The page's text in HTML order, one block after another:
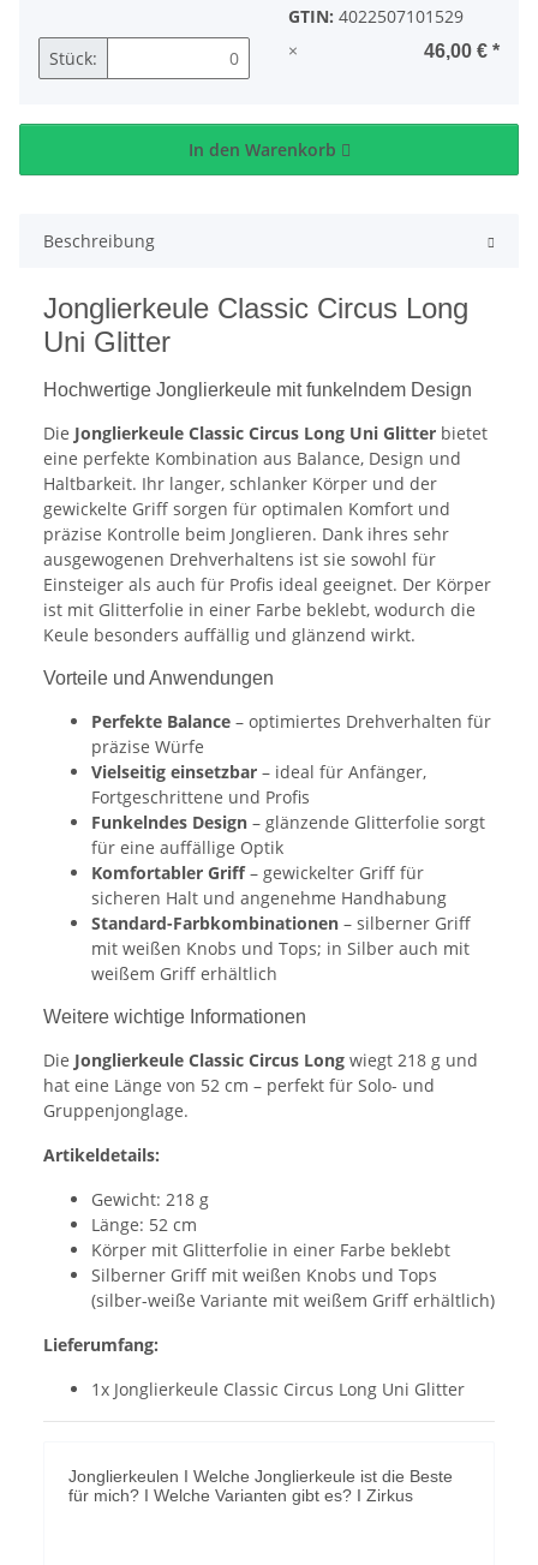
GTIN: 4022507101529
Stück:
× 46,00 € *
In den Warenkorb
Beschreibung
Jonglierkeule Classic Circus Long
Uni Glitter
Hochwertige Jonglierkeule mit funkelndem Design
Die Jonglierkeule Classic Circus Long Uni Glitter bietet
eine perfekte Kombination aus Balance, Design und
Haltbarkeit. Ihr langer, schlanker Körper und der
gewickelte Griff sorgen für optimalen Komfort und
präzise Kontrolle beim Jonglieren. Dank ihres sehr
ausgewogenen Drehverhaltens ist sie sowohl für
Einsteiger als auch für Profis ideal geeignet. Der Körper
ist mit Glitterfolie in einer Farbe beklebt, wodurch die
Keule besonders auffällig und glänzend wirkt.
Vorteile und Anwendungen
Perfekte Balance – optimiertes Drehverhalten für
präzise Würfe
Vielseitig einsetzbar – ideal für Anfänger,
Fortgeschrittene und Profis
Funkelndes Design – glänzende Glitterfolie sorgt
für eine auffällige Optik
Komfortabler Griff– gewickelter Griff für
sicheren Halt und angenehme Handhabung
Standard-Farbkombinationen – silberner Griff
mit weißen Knobs und Tops; in Silber auch mit
weißem Griff erhältlich
Weitere wichtige Informationen
Die Jonglierkeule Classic Circus Long wiegt 218 g und
hat eine Länge von 52 cm – perfekt für Solo- und
Gruppenjonglage.
Artikeldetails:
Gewicht: 218 g
Länge: 52 cm
Körper mit Glitterfolie in einer Farbe beklebt
Silberner Griff mit weißen Knobs und Tops
(silber-weiße Variante mit weißem Griff erhältlich)
Lieferumfang:
1x Jonglierkeule Classic Circus Long Uni Glitter
Jonglierkeulen I Welche Jonglierkeule ist die Beste
für mich? I Welche Varianten gibt es? I Zirkus